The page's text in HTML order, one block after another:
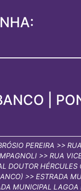
|
PEREIRA >>
>> RUA
DOUTOR
>> ESTRADA
MUNICIPAL LAGOA